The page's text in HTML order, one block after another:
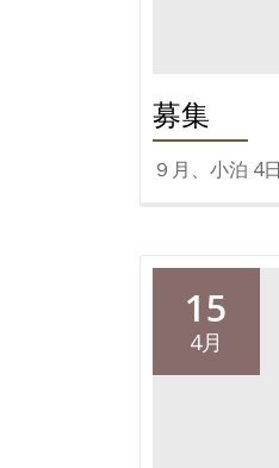
募集
９月、小泊 4
15
4月